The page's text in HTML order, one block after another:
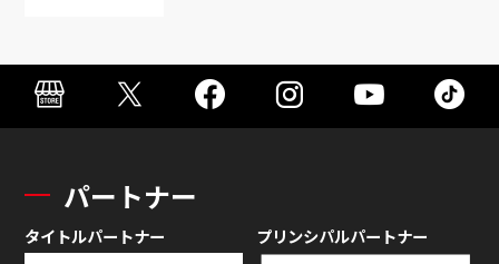
パートナー
タイトルパートナー プリンシパルパートナー